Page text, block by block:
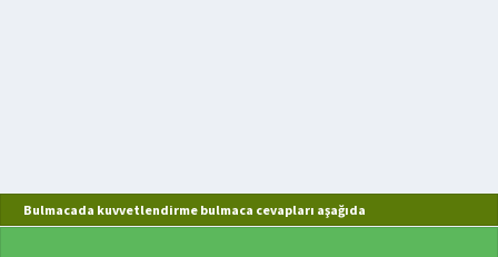
Bulmacada kuvvetlendirme bulmaca cevapları aşağıda